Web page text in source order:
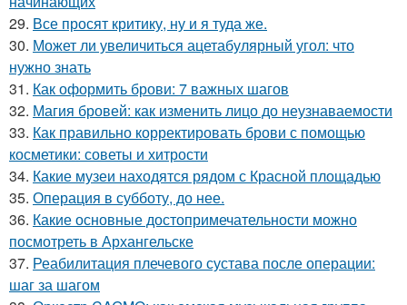
29. Все просят критику, ну и я туда же.
30. Может ли увеличиться ацетабулярный угол: что
нужно знать
31. Как оформить брови: 7 важных шагов
32. Магия бровей: как изменить лицо до неузнаваемости
33. Как правильно корректировать брови с помощью
косметики: советы и хитрости
34. Какие музеи находятся рядом с Красной площадью
35. Операция в субботу, до нее.
36. Какие основные достопримечательности можно
посмотреть в Архангельске
37. Реабилитация плечевого сустава после операции:
шаг за шагом